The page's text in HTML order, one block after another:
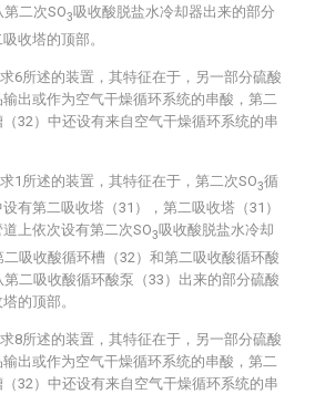
二次SO3 吸收酸脱盐水冷却器出来的部分
收塔的顶部。
6所述的装置，其特征在于，另一部分硫酸
出或作为空气干燥循环系统的串酸，第二
32）中还设有来自空气干燥循环系统的串
1所述的装置，其特征在于，第二次SO3循
有第二吸收塔（31），第二吸收塔（31）
上依次设有第二次SO3吸收酸脱盐水冷却
二吸收酸循环槽（32）和第二吸收酸循环酸
第二吸收酸循环酸泵（33）出来的部分硫酸
的顶部。
8所述的装置，其特征在于，另一部分硫酸
出或作为空气干燥循环系统的串酸，第二
32）中还设有来自空气干燥循环系统的串